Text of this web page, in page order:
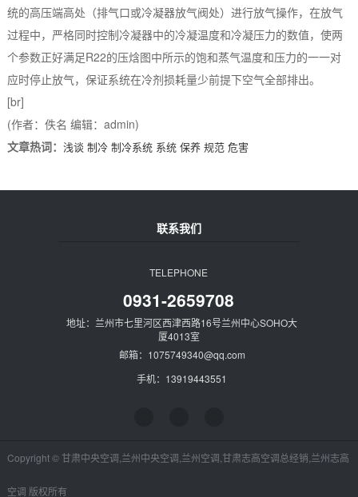
统的高压端高处（排气口或冷凝器放气阀处）进行放气操作，在放气
过程中，严格同时控制冷凝器中的冷凝温度和冷凝压力的数值，使两
个参数正好满足R22的压焓图中所示的饱和蒸气温度和压力的一一对
应时停止放气，保证系统在冷剂损耗量少前提下空气全部排出。
[br]
(作者：佚名 编辑：admin)
文章热词： 浅谈 制冷 制冷系统 系统 保养 规范 危害
联系我们
TELEPHONE
0931-2659708
地址：兰州市七里河区西津西路16号兰州中心SOHO大
厦4013室
邮箱：1075749340@qq.com
手机：13919443551
Copyright © 甘肃中央空调,兰州中央空调,兰州空调,甘肃志高空调总经销,兰州志高
空调 版权所有